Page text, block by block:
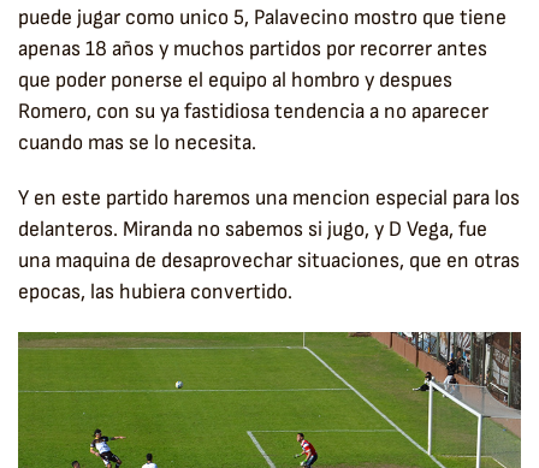
puede jugar como unico 5, Palavecino mostro que tiene
apenas 18 años y muchos partidos por recorrer antes
que poder ponerse el equipo al hombro y despues
Romero, con su ya fastidiosa tendencia a no aparecer
cuando mas se lo necesita.
Y en este partido haremos una mencion especial para los
delanteros. Miranda no sabemos si jugo, y D Vega, fue
una maquina de desaprovechar situaciones, que en otras
epocas, las hubiera convertido.